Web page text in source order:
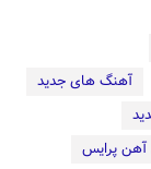
آهنگ های جدید
پرایس